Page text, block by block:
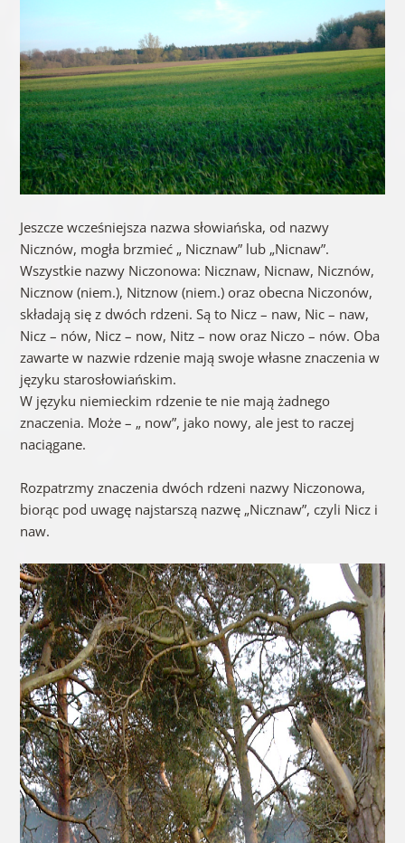
Jeszcze wcześniejsza nazwa słowiańska, od nazwy
Nicznów, mogła brzmieć „ Nicznaw” lub „Nicnaw”.
Wszystkie nazwy Niczonowa: Nicznaw, Nicnaw, Nicznów,
Nicznow (niem.), Nitznow (niem.) oraz obecna Niczonów,
składają się z dwóch rdzeni. Są to Nicz – naw, Nic – naw,
Nicz – nów, Nicz – now, Nitz – now oraz Niczo – nów. Oba
zawarte w nazwie rdzenie mają swoje własne znaczenia w
języku starosłowiańskim.
W języku niemieckim rdzenie te nie mają żadnego
znaczenia. Może – „ now”, jako nowy, ale jest to raczej
naciągane.
Rozpatrzmy znaczenia dwóch rdzeni nazwy Niczonowa,
biorąc pod uwagę najstarszą nazwę „Nicznaw”, czyli Nicz i
naw.